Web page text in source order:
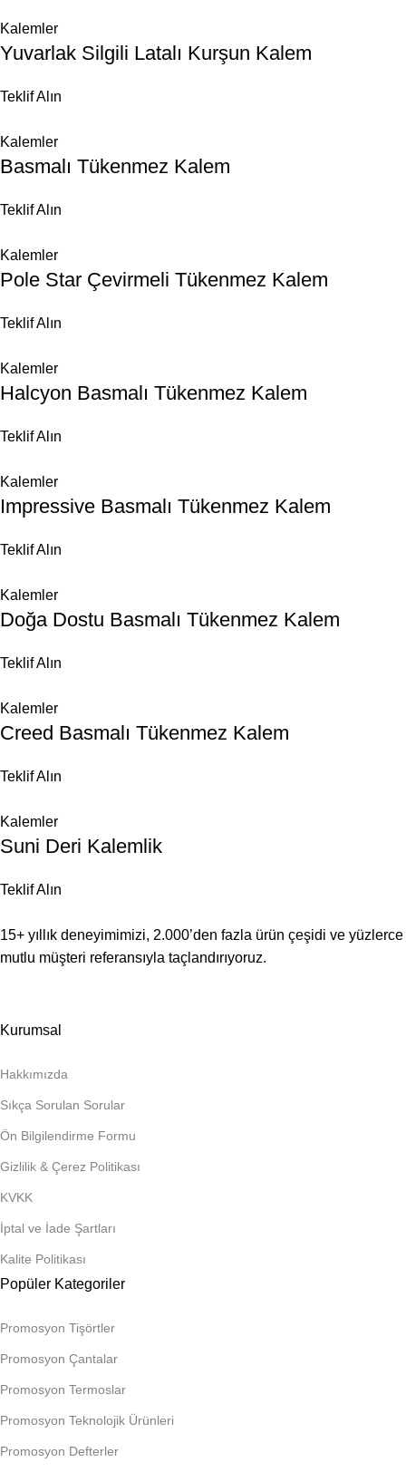
Kalemler
Yuvarlak Silgili Latalı Kurşun Kalem
Teklif Alın
Kalemler
Basmalı Tükenmez Kalem
Teklif Alın
Kalemler
Pole Star Çevirmeli Tükenmez Kalem
Teklif Alın
Kalemler
Halcyon Basmalı Tükenmez Kalem
Teklif Alın
Kalemler
Impressive Basmalı Tükenmez Kalem
Teklif Alın
Kalemler
Doğa Dostu Basmalı Tükenmez Kalem
Teklif Alın
Kalemler
Creed Basmalı Tükenmez Kalem
Teklif Alın
Kalemler
Suni Deri Kalemlik
Teklif Alın
15+ yıllık deneyimimizi, 2.000’den fazla ürün çeşidi ve yüzlerce
mutlu müşteri referansıyla taçlandırıyoruz.
Kurumsal
Hakkımızda
Sıkça Sorulan Sorular
Ön Bilgilendirme Formu
Gizlilik & Çerez Politikası
KVKK
İptal ve İade Şartları
Kalite Politikası
Popüler Kategoriler
Promosyon Tişörtler
Promosyon Çantalar
Promosyon Termoslar
Promosyon Teknolojik Ürünleri
Promosyon Defterler